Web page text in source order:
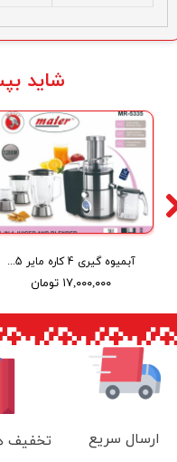
آبمیوه گیری 4 کاره مایر Maier juicer and blender MR-5335
۱۷,۰۰۰,۰۰۰ تومان
شاید
ارسال سریع تخفیف